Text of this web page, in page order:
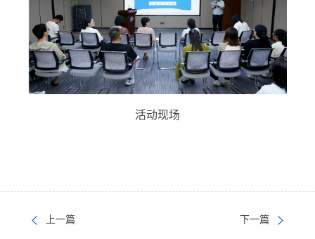
活动现场
上一篇 下一篇